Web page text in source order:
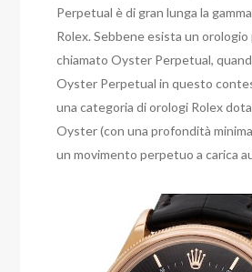
Perpetual è di gran lunga la
Rolex. Sebbene esista un
chiamato Oyster Perpetual,
Oyster Perpetual in questo
una categoria di orologi Rolex
Oyster (con una profondità
un movimento perpetuo a carica